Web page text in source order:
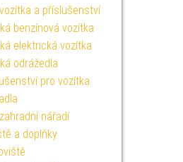
a příslušenství
benzínová vozítka
elektrická vozítka
odrážedla
pro vozítka
nářadí
a doplňky